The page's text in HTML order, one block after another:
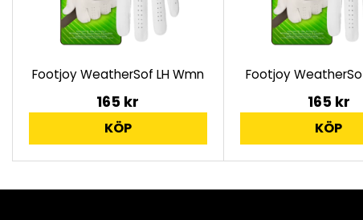
Footjoy WeatherSof LH Wmn
165 kr
KÖP
Footjoy
165 kr
KÖP